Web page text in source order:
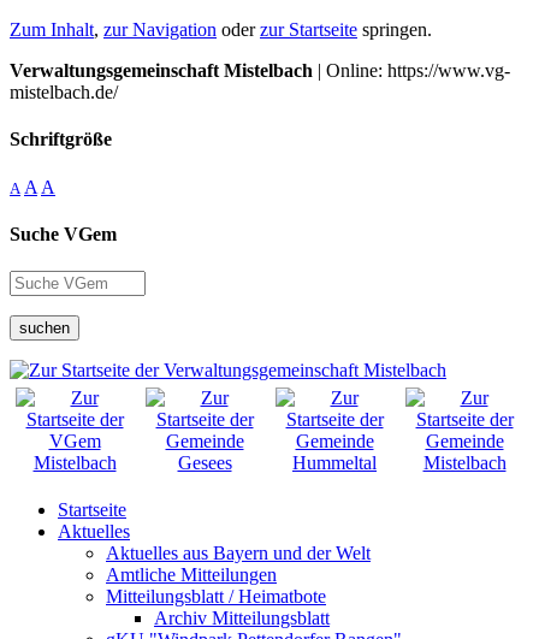
Zum Inhalt, zur Navigation oderzur Startseite springen.
Verwaltungsgemeinschaft Mistelbach | Online: https://www.vg-
mistelbach.de/
Schriftgröße
A A A
Suche VGem
suchen
Startseite
Aktuelles
Aktuelles aus Bayern und der Welt
Amtliche Mitteilungen
Mitteilungsblatt / Heimatbote
Archiv Mitteilungsblatt